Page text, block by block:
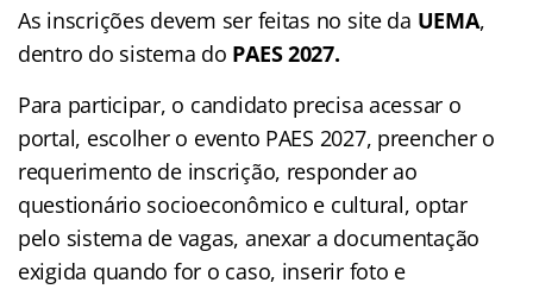
As inscrições devem ser feitas no site da UEMA,
dentro do sistema do PAES 2027.
Para participar, o candidato precisa acessar o
portal, escolher o evento PAES 2027, preencher o
requerimento de inscrição, responder ao
questionário socioeconômico e cultural, optar
pelo sistema de vagas, anexar a documentação
exigida quando for o caso, inserir foto e